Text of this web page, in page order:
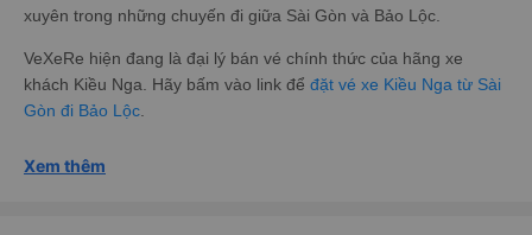
xuyên trong những chuyến đi giữa Sài Gòn và Bảo Lộc.
VeXeRe hiện đang là đại lý bán vé chính thức của hãng xe
khách Kiều Nga. Hãy bấm vào link để đặt vé xe Kiều Nga từ Sài
Gòn đi Bảo Lộc
Xem thêm